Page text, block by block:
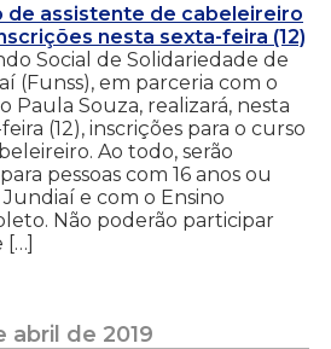
de assistente de cabeleireiro
nesta sexta-feira (12)
Social de Solidariedade de
(Funss), em parceria com o
Paula Souza, realizará, nesta
(12), inscrições para o curso
Ao todo, serão
pessoas com 16 anos ou
e com o Ensino
Não poderão participar
[…]
abril de 2019